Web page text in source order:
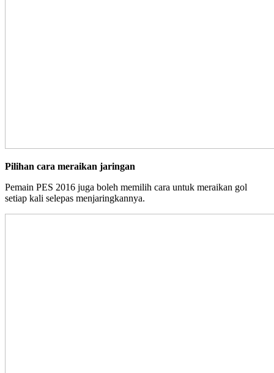
Pilihan cara meraikan jaringan
Pemain PES 2016 juga boleh memilih cara untuk meraikan gol
setiap kali selepas menjaringkannya.